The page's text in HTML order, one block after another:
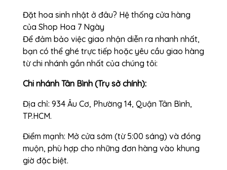
Đặt hoa sinh nhật ở đâu? Hệ thống cửa hàng
của Shop Hoa 7 Ngày
Để đảm bảo việc giao nhận diễn ra nhanh nhất,
bạn có thể ghé trực tiếp hoặc yêu cầu giao hàng
từ chi nhánh gần nhất của chúng tôi:
Chi nhánh Tân Bình (Trụ sở chính):
Địa chỉ: 934 Âu Cơ, Phường 14, Quận Tân Bình,
TP.HCM.
Điểm mạnh: Mở cửa sớm (từ 5:00 sáng) và đóng
muộn, phù hợp cho những đơn hàng vào khung
giờ đặc biệt.